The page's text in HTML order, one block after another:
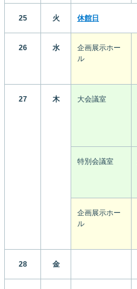
25 火 休館日
26 水
企画展示ホー
ル
27 木 大会議室
特別会議室
企画展示ホー
ル
28 金